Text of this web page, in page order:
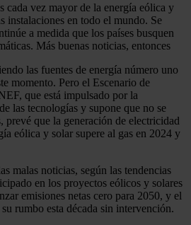
cada vez mayor de la energía eólica y
instalaciones en todo el mundo. Se
a medida que los países busquen
Más buenas noticias, entonces
las fuentes de energía número uno
momento. Pero el Escenario de
que está impulsado por la
las tecnologías y supone que no se
prevé que la generación de electricidad
eólica y solar supere al gas en 2024 y
malas noticias, según las tendencias
en los proyectos eólicos y solares
emisiones netas cero para 2050, y el
rumbo esta década sin intervención.